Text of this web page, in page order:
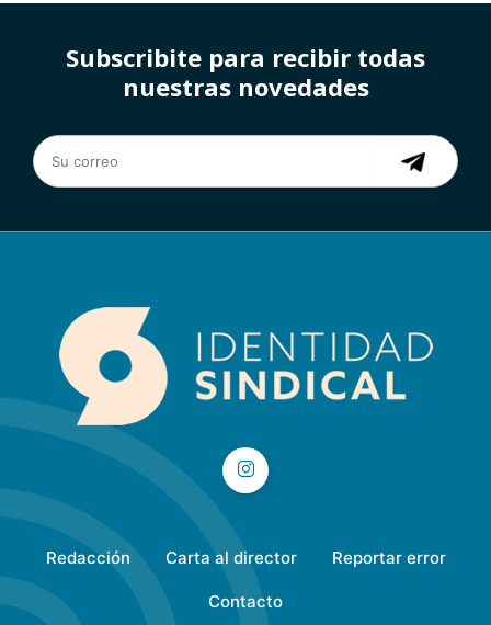
Subscribite para recibir todas
nuestras novedades
Redacción Carta al director Reportar error
Contacto